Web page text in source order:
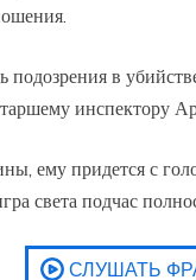
подозрения в
инспектору
ему придется с
света подчас